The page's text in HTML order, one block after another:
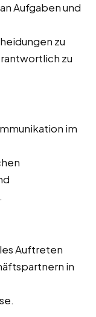
Aufgaben und
zu
zu
im
Auftreten
in